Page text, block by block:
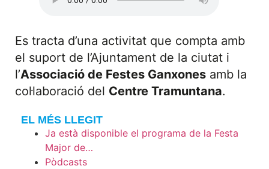
Es tracta d’una activitat que compta amb
el suport de l’Ajuntament de la ciutat i
l’Associació de Festes Ganxones amb la
col·laboració del Centre Tramuntana.
EL MÉS LLEGIT
Ja està disponible el programa de la Festa
Major de…
Pòdcasts